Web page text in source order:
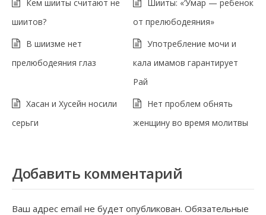
Кем шииты считают не
шиитов?
Шииты: «‘Умар — ребенок
от прелюбодеяния»
В шиизме нет
прелюбодеяния глаз
Употребление мочи и
кала имамов гарантирует
Рай
Хасан и Хусейн носили
серьги
Нет проблем обнять
женщину во время молитвы
Добавить комментарий
Ваш адрес email не будет опубликован. Обязательные